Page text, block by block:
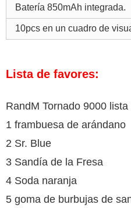
Batería 850mAh integrada.
10pcs en un cuadro de
Lista de favores:
RandM Tornado 9000
1 frambuesa de arándano
2 Sr. Blue
3 Sandía de la Fresa
4 Soda naranja
5 goma de burbujas de